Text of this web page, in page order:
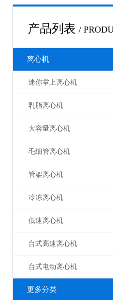
产品列表 /
离心机
迷你掌上离心机
乳脂离心机
大容量离心机
毛细管离心机
管架离心机
冷冻离心机
低速离心机
台式高速离心机
台式电动离心机
更多分类